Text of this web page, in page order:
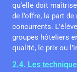
qu’elle doit
de l’offre, la part
concurrents.
groupes hôteliers
qualité, le prix ou
2.4. Les